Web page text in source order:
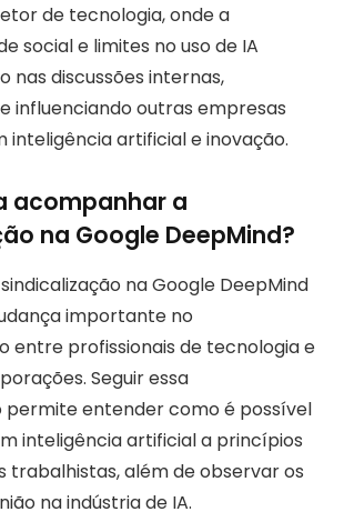
de tecnologia, onde a
social e limites no uso de IA
nas discussões internas,
influenciando outras empresas
inteligência artificial e inovação.
acompanhar a
na Google DeepMind?
na Google DeepMind
importante no
entre profissionais de tecnologia e
Seguir essa
permite entender como é possível
inteligência artificial a princípios
trabalhistas, além de observar os
na indústria de IA.